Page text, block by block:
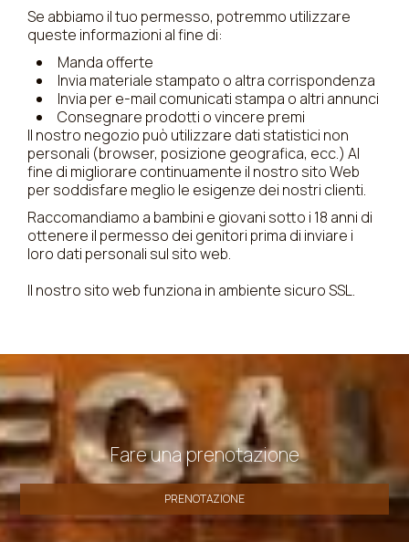
Se abbiamo il tuo permesso, potremmo utilizzare
queste informazioni al fine di:
Manda offerte
Invia materiale stampato o altra corrispondenza
Invia per e-mail comunicati stampa o altri annunci
Consegnare prodotti o vincere premi
Il nostro negozio può utilizzare dati statistici non
personali (browser, posizione geografica, ecc.) Al
fine di migliorare continuamente il nostro sito Web
per soddisfare meglio le esigenze dei nostri clienti.
Raccomandiamo a bambini e giovani sotto i 18 anni di
ottenere il permesso dei genitori prima di inviare i
loro dati personali sul sito web.
Il nostro sito web funziona in ambiente sicuro SSL.
Fare una prenotazione
PRENOTAZIONE